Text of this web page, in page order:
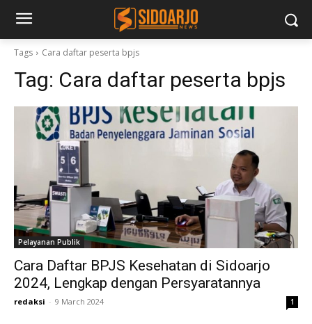
Tags Cara daftar peserta bpjs
Tag: Cara daftar peserta bpjs
Pelayanan Publik
Cara Daftar BPJS Kesehatan di Sidoarjo
2024, Lengkap dengan Persyaratannya
redaksi - 9 March 2024 1